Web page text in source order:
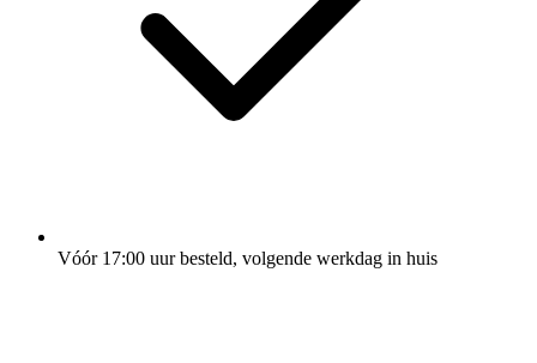
Vóór 17:00 uur besteld, volgende werkdag in huis